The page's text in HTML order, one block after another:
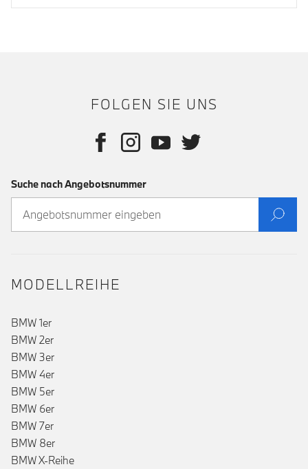
FOLGEN SIE UNS
Suche nach Angebotsnummer
MODELLREIHE
BMW 1er
BMW 2er
BMW 3er
BMW 4er
BMW 5er
BMW 6er
BMW 7er
BMW 8er
BMW X-Reihe